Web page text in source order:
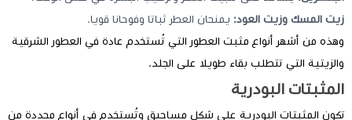
زيت المسك وزيت العود: يمنحان العطر ثباتا وفوحانا قويا.
وهذه من أشهر أنواع مثبت العطور التي تُستخدم عادة في العطور الشرقية
والزيتية التي تتطلب بقاء طويلا على الجلد.
المثبتات البودرية
تكون المثبتات البودرية على شكل مساحيق وتُستخدم في أنواع محددة من